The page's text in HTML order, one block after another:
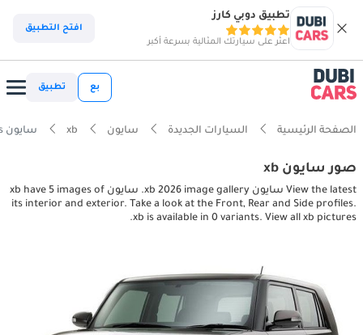
تطبيق دوبي كارز
اعثر على سيارتك المثالية بسرعة أكبر
افتح التطبيق
بع تطبيق
الصفحة الرئيسية السيارات الجديدة سايون xb سايون xb interior, exterior pictures
صور سايون xb
View the latest سايون xb 2026 image gallery. سايون xb have 5 images of
its interior and exterior. Take a look at the Front, Rear and Side profiles.
xb is available in 0 variants. View all xb pictures.